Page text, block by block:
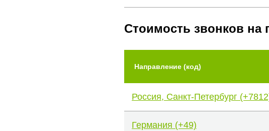
Стоимость звонков на
Направление (код)
Россия, Санкт-Петербург
Германия (+49)